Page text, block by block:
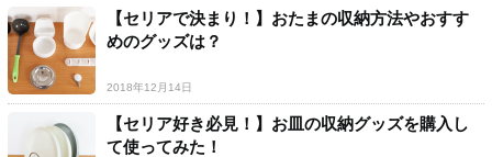
【セリアで決まり！】おたまの収納方法やおすす
めのグッズは？
2018年12月14日
【セリア好き必見！】お皿の収納グッズを購入し
て使ってみた！